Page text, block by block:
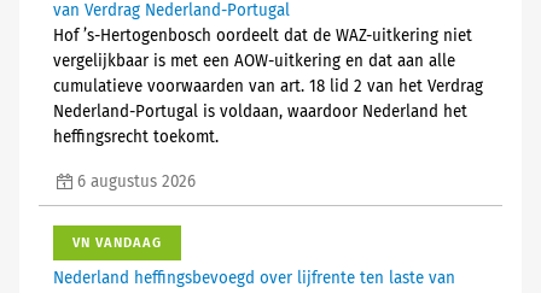
van Verdrag Nederland-Portugal
Hof ’s-Hertogenbosch oordeelt dat de WAZ-uitkering niet
vergelijkbaar is met een AOW-uitkering en dat aan alle
cumulatieve voorwaarden van art. 18 lid 2 van het Verdrag
Nederland-Portugal is voldaan, waardoor Nederland het
heffingsrecht toekomt.
6 augustus 2026
VN VANDAAG
Nederland heffingsbevoegd over lijfrente ten laste van